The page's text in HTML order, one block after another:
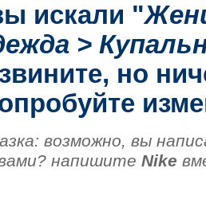
искали "
>
но
возможно, вы
напишите Nike